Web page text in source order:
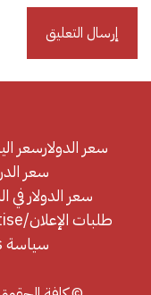
سعر الدولارسعر
سعر
سعر الدولار في
طلبات الإعلان/Advertise
سياسة Cookies